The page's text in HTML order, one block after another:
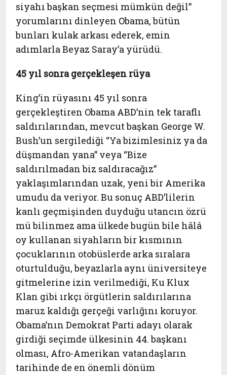
siyahı başkan seçmesi mümkün değil”
yorumlarını dinleyen Obama, bütün
bunları kulak arkası ederek, emin
adımlarla Beyaz Saray’a yürüdü.
45 yıl sonra gerçekleşen rüya
King’in rüyasını 45 yıl sonra
gerçekleştiren Obama ABD’nin tek taraflı
saldırılarından, mevcut başkan George W.
Bush’un sergilediği “Ya bizimlesiniz ya da
düşmandan yana” veya “Bize
saldırılmadan biz saldıracağız”
yaklaşımlarından uzak, yeni bir Amerika
umudu da veriyor. Bu sonuç ABD’lilerin
kanlı geçmişinden duyduğu utancın özrü
mü bilinmez ama ülkede bugün bile hâlâ
oy kullanan siyahların bir kısmının
çocuklarının otobüslerde arka sıralara
oturtulduğu, beyazlarla aynı üniversiteye
gitmelerine izin verilmediği, Ku Klux
Klan gibi ırkçı örgütlerin saldırılarına
maruz kaldığı gerçeği varlığını koruyor.
Obama’nın Demokrat Parti adayı olarak
girdiği seçimde ülkesinin 44. başkanı
olması, Afro-Amerikan vatandaşların
tarihinde de en önemli dönüm